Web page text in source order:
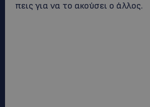
πεις για να το ακούσει ο άλλος.